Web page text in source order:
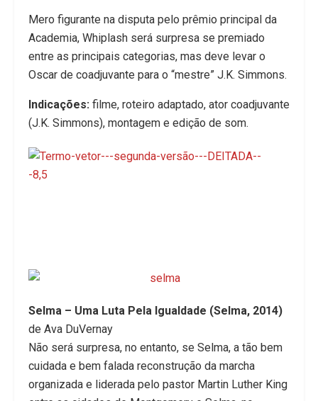
Mero figurante na disputa pelo prêmio principal da
Academia, Whiplash será surpresa se premiado
entre as principais categorias, mas deve levar o
Oscar de coadjuvante para o “mestre” J.K. Simmons.
Indicações: filme, roteiro adaptado, ator coadjuvante
(J.K. Simmons), montagem e edição de som.
Selma – Uma Luta Pela Igualdade (Selma, 2014)
de Ava DuVernay
Não será surpresa, no entanto, se Selma, a tão bem
cuidada e bem falada reconstrução da marcha
organizada e liderada pelo pastor Martin Luther King